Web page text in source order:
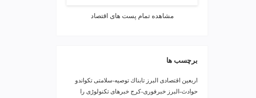
مشاهده تمام پست های اقتصاد
برچسب ها
اربعین اقتصادی البرز تابناك توصیه-سلامتی تکواندو
حوادث-البرز خبرفوری-کرج خبرهای تکنولوڑی را